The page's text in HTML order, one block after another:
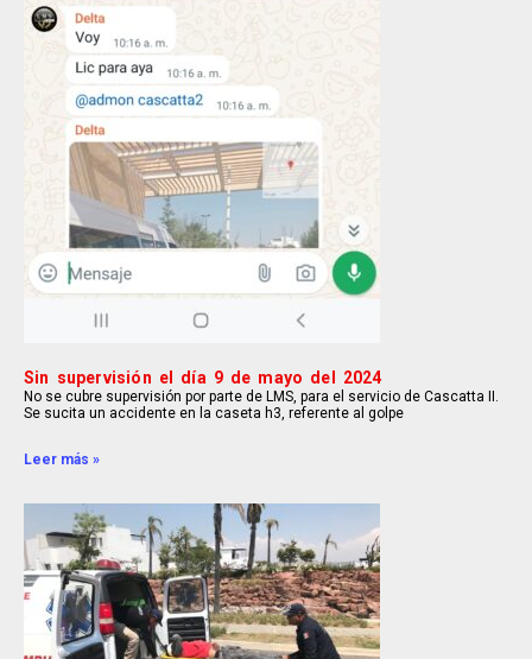
Sin supervisión el día 9 de mayo del 2024
No se cubre supervisión por parte de LMS, para el servicio de Cascatta II.
Se sucita un accidente en la caseta h3, referente al golpe
Leer más »